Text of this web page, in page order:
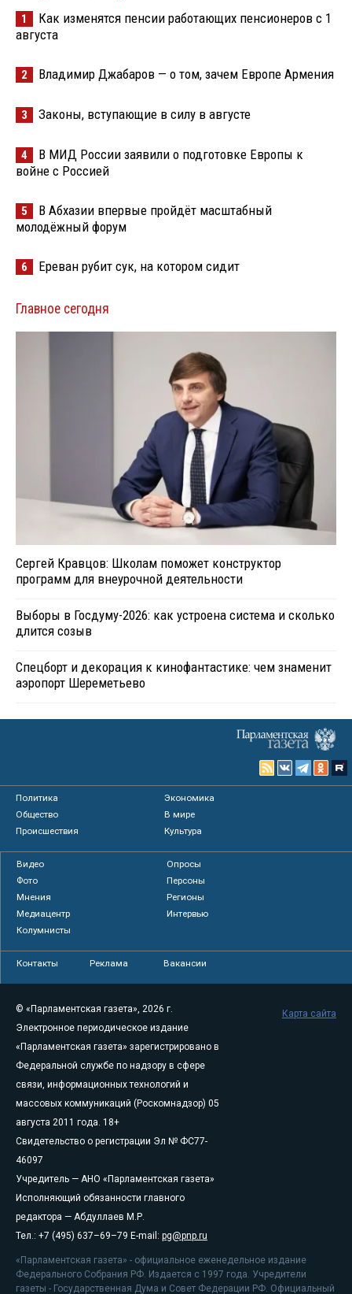
1
Как изменятся пенсии работающих пенсионеров с 1
августа
2 Владимир Джабаров — о том, зачем Европе Армения
3 Законы, вступающие в силу в августе
4
В МИД России заявили о подготовке Европы к
войне с Россией
5
В Абхазии впервые пройдёт масштабный
молодёжный форум
6 Ереван рубит сук, на котором сидит
Главное сегодня
Сергей Кравцов: Школам поможет конструктор
программ для внеурочной деятельности
Выборы в Госдуму-2026: как устроена система и сколько
длится созыв
Спецборт и декорация к кинофантастике: чем знаменит
аэропорт Шереметьево
Политика
Экономика
Общество
В мире
Происшествия
Культура
Видео
Опросы
Фото
Персоны
Мнения
Регионы
Медиацентр
Интервью
Колумнисты
Контакты Реклама Вакансии
© «Парламентская газета», 2026 г.
Электронное периодическое издание
«Парламентская газета» зарегистрировано в
Федеральной службе по надзору в сфере
связи, информационных технологий и
массовых коммуникаций (Роскомнадзор) 05
августа 2011 года. 18+
Свидетельство о регистрации Эл № ФС77-
46097
Учредитель — АНО «Парламентская газета»
Исполняющий обязанности главного
редактора — Абдуллаев М.Р.
Тел.: +7 (495) 637–69–79 E-mail: pg@pnp.ru
«Парламентская газета» - официальное еженедельное издание
Федерального Собрания РФ. Издается с 1997 года. Учредители
газеты - Государственная Дума и Совет Федерации РФ. Официальный
Карта сайта